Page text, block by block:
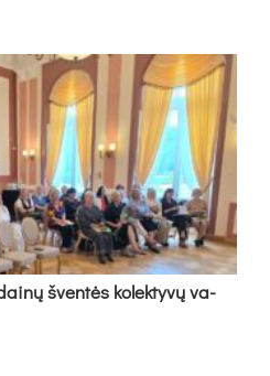
šven­tės ko­lek­ty­vų va­